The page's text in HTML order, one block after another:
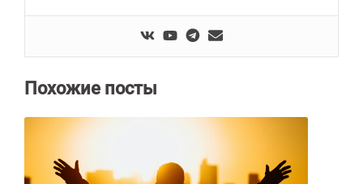
Похожие посты